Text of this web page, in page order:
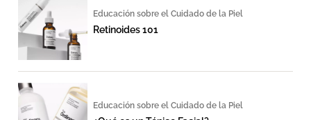
Educación sobre el Cuidado de la Piel
Retinoides 101
Educación sobre el Cuidado de la Piel